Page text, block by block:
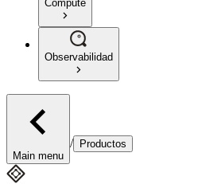
Compute
Observabilidad
Main menu
/ Productos